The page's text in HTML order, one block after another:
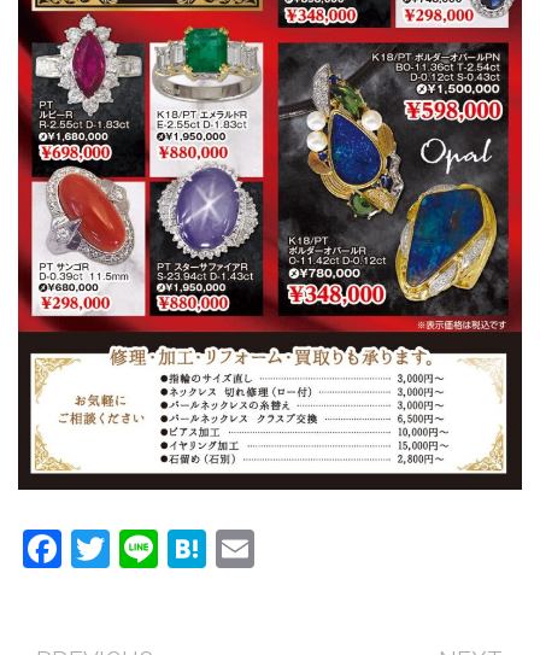
Facebook
Twitter
LineHatena